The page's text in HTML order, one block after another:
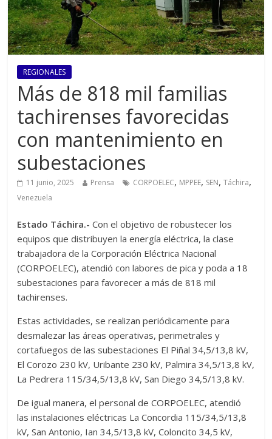
REGIONALES
Más de 818 mil familias
tachirenses favorecidas
con mantenimiento en
subestaciones
11 junio, 2025 Prensa CORPOELEC, MPPEE, SEN,Táchira,
Venezuela
Estado Táchira.-Con el objetivo de robustecer los
equipos que distribuyen la energía eléctrica, la clase
trabajadora de la Corporación Eléctrica Nacional
(CORPOELEC), atendió con labores de pica y poda a 18
subestaciones para favorecer a más de 818 mil
tachirenses.
Estas actividades, se realizan periódicamente para
desmalezar las áreas operativas, perimetrales y
cortafuegos de las subestaciones El Piñal 34,5/13,8 kV,
El Corozo 230 kV, Uribante 230 kV, Palmira 34,5/13,8 kV,
La Pedrera 115/34,5/13,8 kV, San Diego 34,5/13,8 kV.
De igual manera, el personal de CORPOELEC, atendió
las instalaciones eléctricas La Concordia 115/34,5/13,8
kV, San Antonio, Ian 34,5/13,8 kV, Coloncito 34,5 kV,